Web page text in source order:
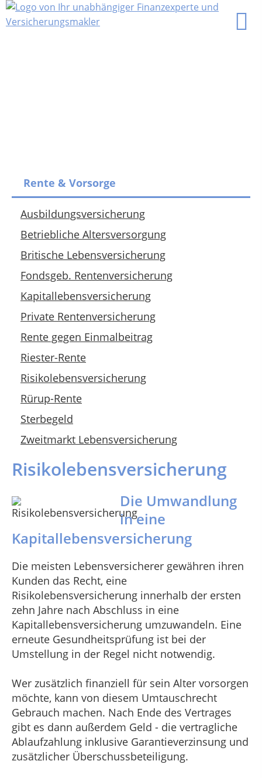
Rente & Vorsorge
Ausbildungsversicherung
Betriebliche Altersversorgung
Britische Lebensversicherung
Fondsgeb. Rentenversicherung
Kapitallebensversicherung
Private Rentenversicherung
Rente gegen Einmalbeitrag
Riester-Rente
Risikolebensversicherung
Rürup-Rente
Sterbegeld
Zweitmarkt Lebensversicherung
Risikolebensversicherung
Die Umwandlung
in eine
Kapitallebensversicherung
Die meisten Lebensversicherer gewähren ihren
Kunden das Recht, eine
Risikolebensversicherung innerhalb der ersten
zehn Jahre nach Abschluss in eine
Kapitallebensversicherung umzuwandeln. Eine
erneute Gesundheitsprüfung ist bei der
Umstellung in der Regel nicht notwendig.
Wer zusätzlich finanziell für sein Alter vorsorgen
möchte, kann von diesem Umtauschrecht
Gebrauch machen. Nach Ende des Vertrages
gibt es dann außerdem Geld - die vertragliche
Ablaufzahlung inklusive Garantieverzinsung und
zusätzlicher Überschussbeteiligung.